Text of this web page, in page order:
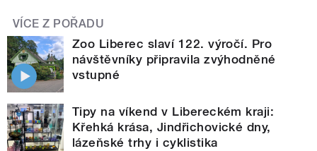
VÍCE Z POŘADU
Zoo Liberec slaví 122. výročí. Pro
návštěvníky připravila zvýhodněné
vstupné
Tipy na víkend v Libereckém kraji:
Křehká krása, Jindřichovické dny,
lázeňské trhy i cyklistika